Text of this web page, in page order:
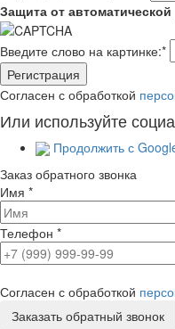
Защита от автоматической
Введите слово на картинке:*
Согласен с обработкой
Или используйте
Продолжить с
Заказ обратного звонка
Имя *
Телефон *
Согласен с обработкой